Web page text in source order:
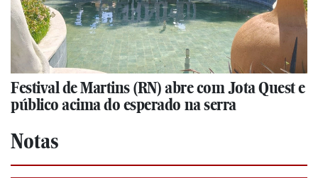
Festival de Martins (RN) abre com Jota Quest e
público acima do esperado na serra
Notas